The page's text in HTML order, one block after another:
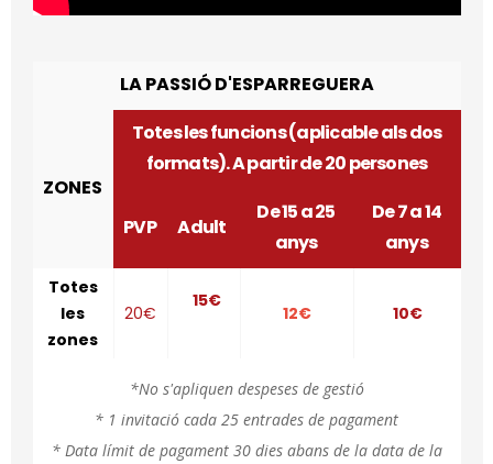
LA PASSIÓ D'ESPARREGUERA
ZONES
Totes les funcions (aplicable als dos
formats). A partir de 20 persones
PVP Adult
De 15 a 25
anys
De 7 a 14
anys
Totes
les
zones
20€
15€
12€ 10€
*No s'apliquen despeses de gestió
* 1 invitació cada 25 entrades de pagament
* Data límit de pagament 30 dies abans de la data de la